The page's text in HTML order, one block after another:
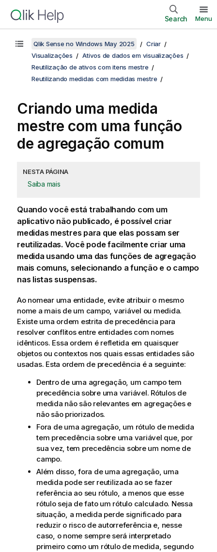
Search Menu
Qlik Sense no Windows May 2025
Criar
Visualizações
Ativos de dados em visualizações
Reutilização de ativos com itens mestre
Reutilizando medidas com medidas mestre
Criando uma medida
mestre com uma função
de agregação comum
NESTA PÁGINA
Saiba mais
Quando você está trabalhando com um
aplicativo não publicado, é possível criar
medidas mestres para que elas possam ser
reutilizadas. Você pode facilmente criar uma
medida usando uma das funções de agregação
mais comuns, selecionando a função e o campo
nas listas suspensas.
Ao nomear uma entidade, evite atribuir o mesmo
nome a mais de um campo, variável ou medida.
Existe uma ordem estrita de precedência para
resolver conflitos entre entidades com nomes
idênticos. Essa ordem é refletida em quaisquer
objetos ou contextos nos quais essas entidades são
usadas. Esta ordem de precedência é a seguinte:
Dentro de uma agregação, um campo tem
precedência sobre uma variável. Rótulos de
medida não são relevantes em agregações e
não são priorizados.
Fora de uma agregação, um rótulo de medida
tem precedência sobre uma variável que, por
sua vez, tem precedência sobre um nome de
campo.
Além disso, fora de uma agregação, uma
medida pode ser reutilizada ao se fazer
referência ao seu rótulo, a menos que esse
rótulo seja de fato um rótulo calculado. Nessa
situação, a medida perde significado para
reduzir o risco de autorreferência e, nesse
caso, o nome sempre será interpretado
primeiro como um rótulo de medida, segundo